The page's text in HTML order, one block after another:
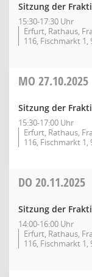
Sitzung der
15:30-17:30 Uhr
Erfurt, Rathaus,
116, Fischmarkt 1,
MO 27.10.2025
Sitzung der
15:30-17:00 Uhr
Erfurt, Rathaus,
116, Fischmarkt 1,
DO 20.11.2025
Sitzung der
14:00-16:00 Uhr
Erfurt, Rathaus,
116, Fischmarkt 1,